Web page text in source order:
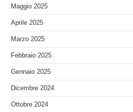
Maggio 2025
Aprile 2025
Marzo 2025
Febbraio 2025
Gennaio 2025
Dicembre 2024
Ottobre 2024